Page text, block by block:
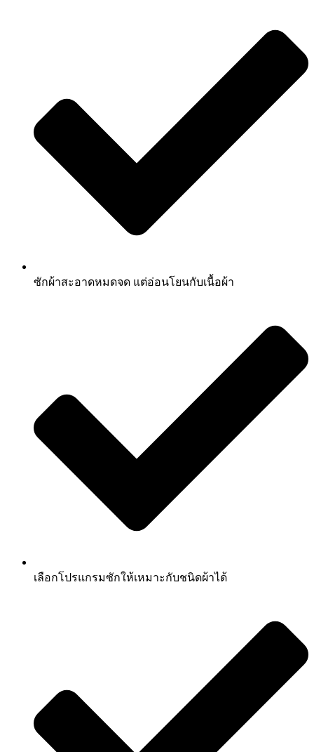
ซักผ้าสะอาดหมดจด แต่อ่อนโยนกับเนื้อผ้า
เลือกโปรแกรมซักให้เหมาะกับชนิดผ้าได้